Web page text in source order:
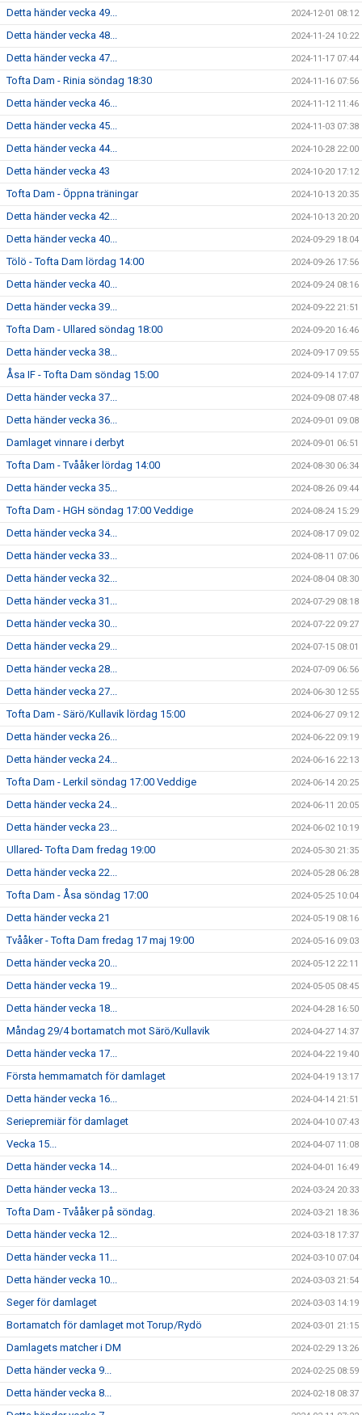
Detta händer vecka 49... 2024-12-01 08:12
Detta händer vecka 48... 2024-11-24 10:22
Detta händer vecka 47... 2024-11-17 07:44
Tofta Dam - Rinia söndag 18:30 2024-11-16 07:56
Detta händer vecka 46... 2024-11-12 11:46
Detta händer vecka 45... 2024-11-03 07:38
Detta händer vecka 44... 2024-10-28 22:00
Detta händer vecka 43 2024-10-20 17:12
Tofta Dam - Öppna träningar 2024-10-13 20:35
Detta händer vecka 42... 2024-10-13 20:20
Detta händer vecka 40... 2024-09-29 18:04
Tölö - Tofta Dam lördag 14:00 2024-09-26 17:56
Detta händer vecka 40... 2024-09-24 08:16
Detta händer vecka 39... 2024-09-22 21:51
Tofta Dam - Ullared söndag 18:00 2024-09-20 16:46
Detta händer vecka 38... 2024-09-17 09:55
Åsa IF - Tofta Dam söndag 15:00 2024-09-14 17:07
Detta händer vecka 37... 2024-09-08 07:48
Detta händer vecka 36... 2024-09-01 09:08
Damlaget vinnare i derbyt 2024-09-01 06:51
Tofta Dam - Tvååker lördag 14:00 2024-08-30 06:34
Detta händer vecka 35... 2024-08-26 09:44
Tofta Dam - HGH söndag 17:00 Veddige 2024-08-24 15:29
Detta händer vecka 34... 2024-08-17 09:02
Detta händer vecka 33... 2024-08-11 07:06
Detta händer vecka 32... 2024-08-04 08:30
Detta händer vecka 31... 2024-07-29 08:18
Detta händer vecka 30... 2024-07-22 09:27
Detta händer vecka 29... 2024-07-15 08:01
Detta händer vecka 28... 2024-07-09 06:56
Detta händer vecka 27... 2024-06-30 12:55
Tofta Dam - Särö/Kullavik lördag 15:00 2024-06-27 09:12
Detta händer vecka 26... 2024-06-22 09:19
Detta händer vecka 24... 2024-06-16 22:13
Tofta Dam - Lerkil söndag 17:00 Veddige 2024-06-14 20:25
Detta händer vecka 24... 2024-06-11 20:05
Detta händer vecka 23... 2024-06-02 10:19
Ullared- Tofta Dam fredag 19:00 2024-05-30 21:35
Detta händer vecka 22... 2024-05-28 06:28
Tofta Dam - Åsa söndag 17:00 2024-05-25 10:04
Detta händer vecka 21 2024-05-19 08:16
Tvååker - Tofta Dam fredag 17 maj 19:00 2024-05-16 09:03
Detta händer vecka 20... 2024-05-12 22:11
Detta händer vecka 19... 2024-05-05 08:45
Detta händer vecka 18... 2024-04-28 16:50
Måndag 29/4 bortamatch mot Särö/Kullavik 2024-04-27 14:37
Detta händer vecka 17... 2024-04-22 19:40
Första hemmamatch för damlaget 2024-04-19 13:17
Detta händer vecka 16... 2024-04-14 21:51
Seriepremiär för damlaget 2024-04-10 07:43
Vecka 15... 2024-04-07 11:08
Detta händer vecka 14... 2024-04-01 16:49
Detta händer vecka 13... 2024-03-24 20:33
Tofta Dam - Tvååker på söndag. 2024-03-21 18:36
Detta händer vecka 12... 2024-03-18 17:37
Detta händer vecka 11... 2024-03-10 07:04
Detta händer vecka 10... 2024-03-03 21:54
Seger för damlaget 2024-03-03 14:19
Bortamatch för damlaget mot Torup/Rydö 2024-03-01 21:15
Damlagets matcher i DM 2024-02-29 13:26
Detta händer vecka 9... 2024-02-25 08:59
Detta händer vecka 8... 2024-02-18 08:37